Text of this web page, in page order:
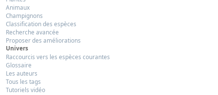
Animaux
Champignons
Classification des espèces
Recherche avancée
Proposer des améliorations
Univers
Raccourcis vers les espèces courantes
Glossaire
Les auteurs
Tous les tags
Tutoriels vidéo